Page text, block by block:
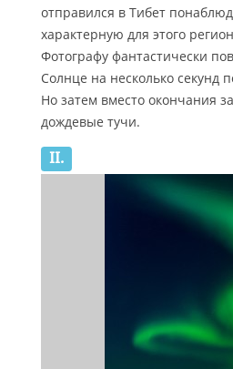
отправился в Тибет
характерную для этого
Фотографу фантастически
Солнце на несколько секунд
Но затем вместо окончания
дождевые тучи.
II.